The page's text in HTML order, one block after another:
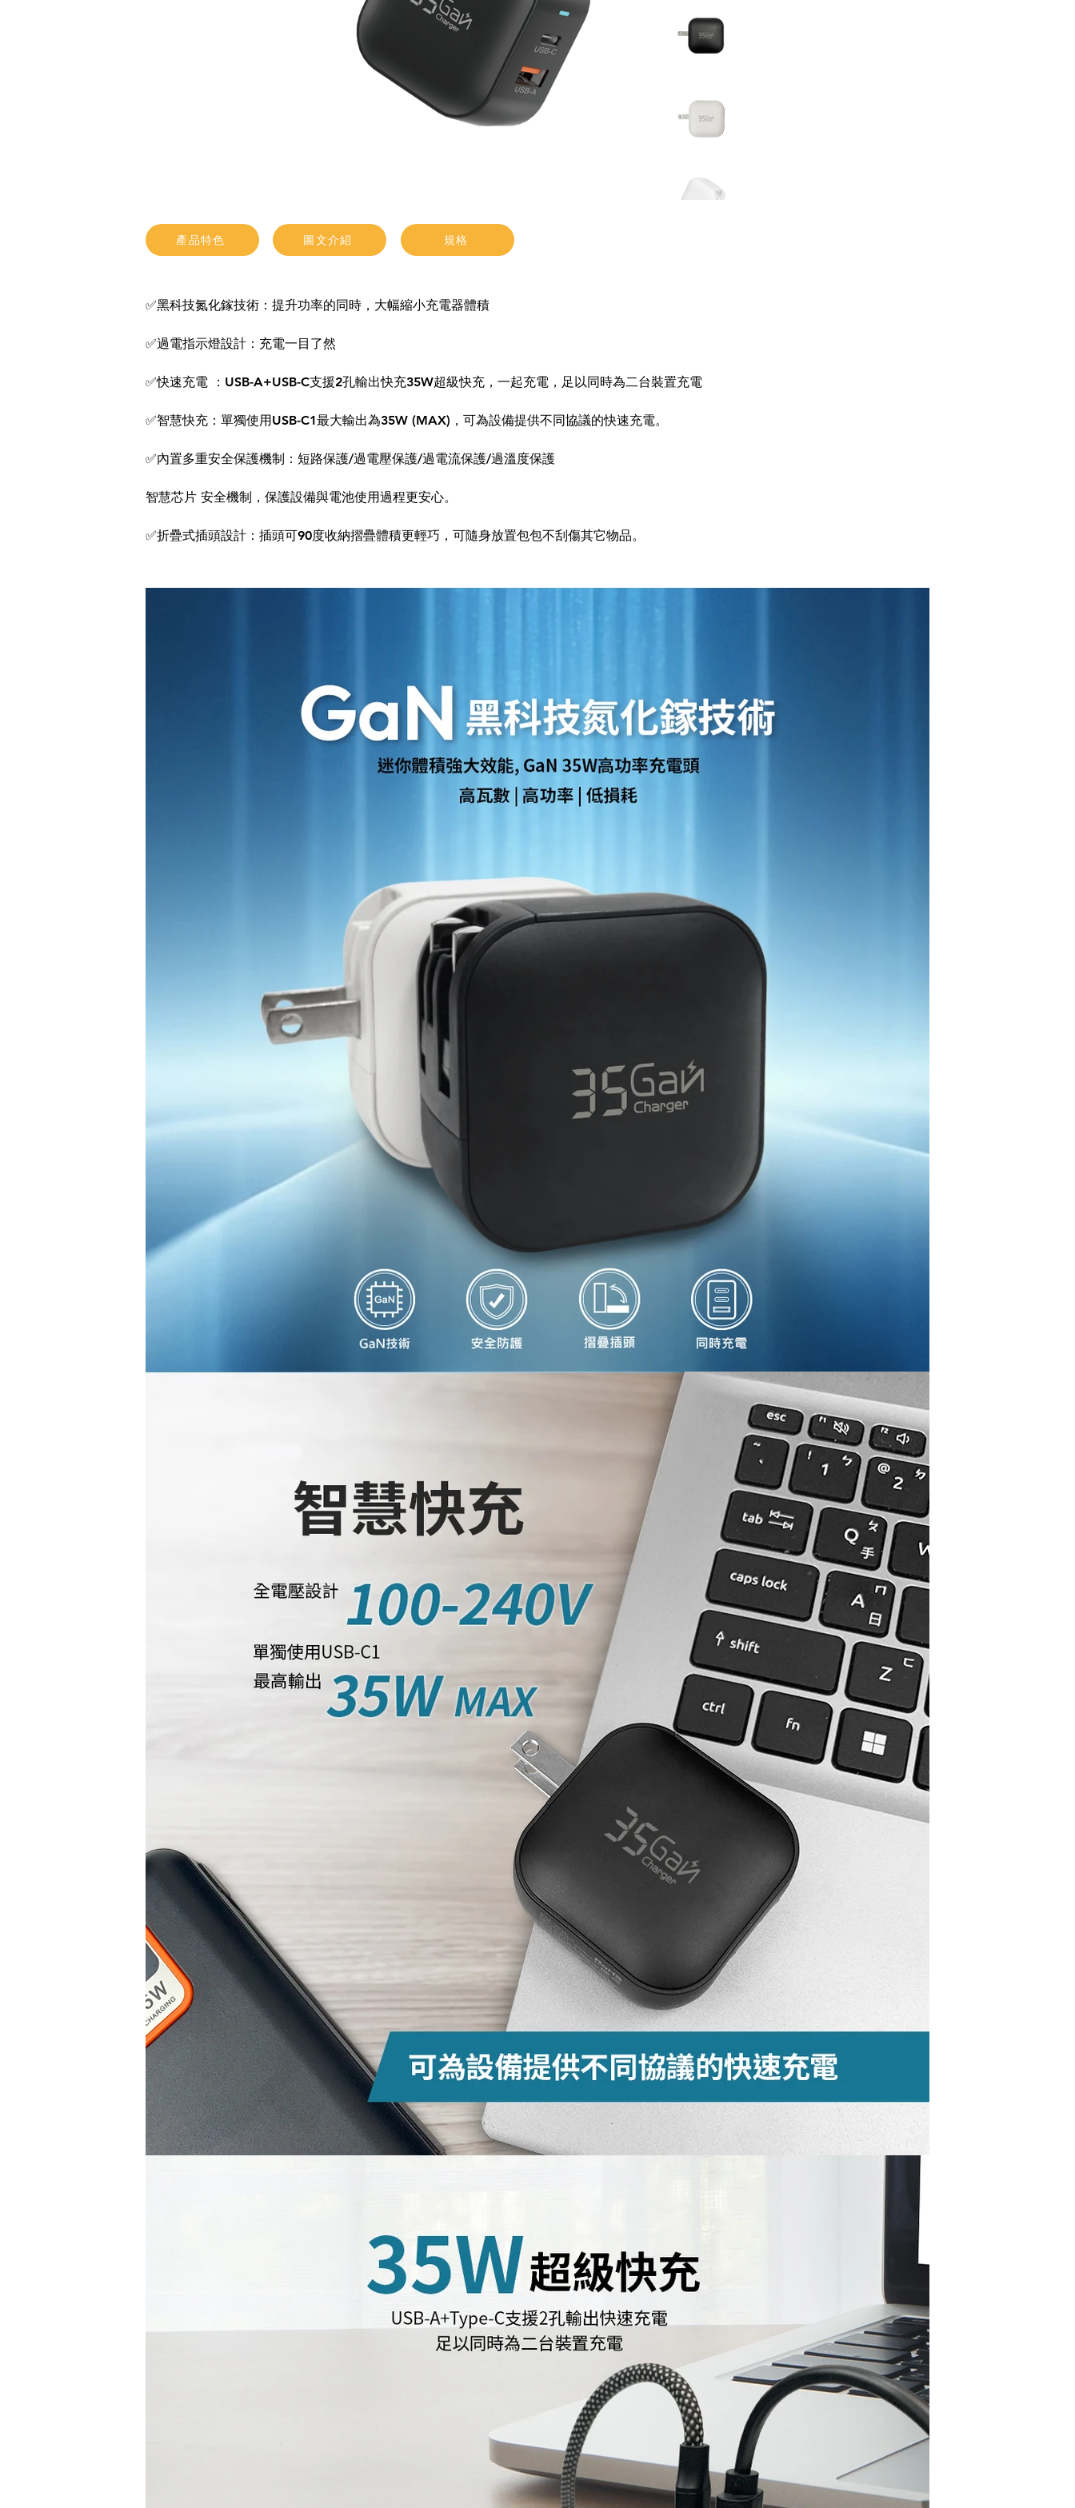
產品特色 圖文介紹 規格
✅黑科技氮化鎵技術：提升功率的同時，大幅縮小充電器體積
✅過電指示燈設計：充電一目了然
✅快速充電 ：USB-A+USB-C支援2孔輸出快充35W超級快充，一起充電，足以同時為二台裝置充電
✅智慧快充：單獨使用USB-C1最大輸出為35W (MAX)，可為設備提供不同協議的快速充電。
✅內置多重安全保護機制：短路保護/過電壓保護/過電流保護/過溫度保護
智慧芯片 安全機制，保護設備與電池使用過程更安心。
✅折疊式插頭設計：插頭可90度收納摺疊體積更輕巧，可隨身放置包包不刮傷其它物品。